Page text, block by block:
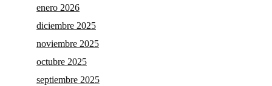
enero 2026
diciembre 2025
noviembre 2025
octubre 2025
septiembre 2025